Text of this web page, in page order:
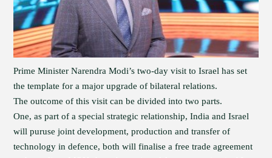
Prime Minister Narendra Modi’s two-day visit to Israel has set
the template for a major upgrade of bilateral relations.
The outcome of this visit can be divided into two parts.
One, as part of a special strategic relationship, India and Israel
will puruse joint development, production and transfer of
technology in defence, both will finalise a free trade agreement